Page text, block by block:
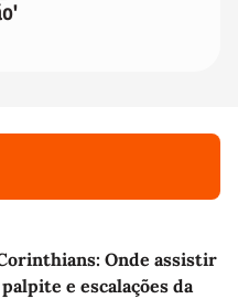
Onde assistir
e escalações da